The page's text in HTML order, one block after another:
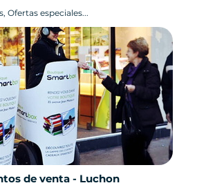
Ofertas especiales...
de venta - Luchon